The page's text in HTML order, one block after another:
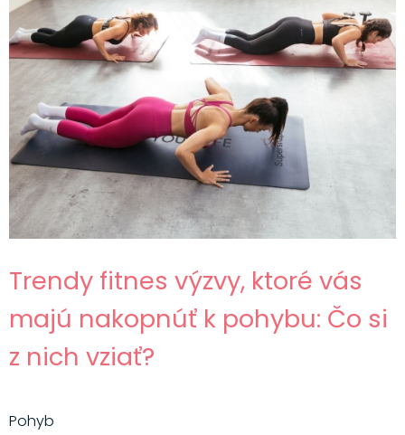
Trendy fitnes výzvy, ktoré vás
majú nakopnúť k pohybu: Čo si
z nich vziať?
Pohyb